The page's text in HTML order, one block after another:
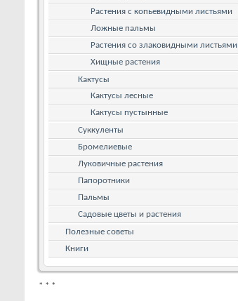
Растения с копьевидными листьями
Ложные пальмы
Растения со злаковидными листьями
Хищные растения
Кактусы
Кактусы лесные
Кактусы пустынные
Суккуленты
Бромелиевые
Луковичные растения
Папоротники
Пальмы
Садовые цветы и растения
Полезные советы
Книги
* * *